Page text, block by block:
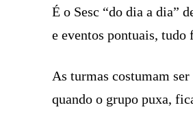
É o Sesc “do dia a dia”
e eventos pontuais, tudo
As turmas costumam
quando o grupo puxa,